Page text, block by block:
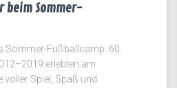
beim Sommer-
Sommer-Fußballcamp. 60
erlebten am
voller Spiel, Spaß und